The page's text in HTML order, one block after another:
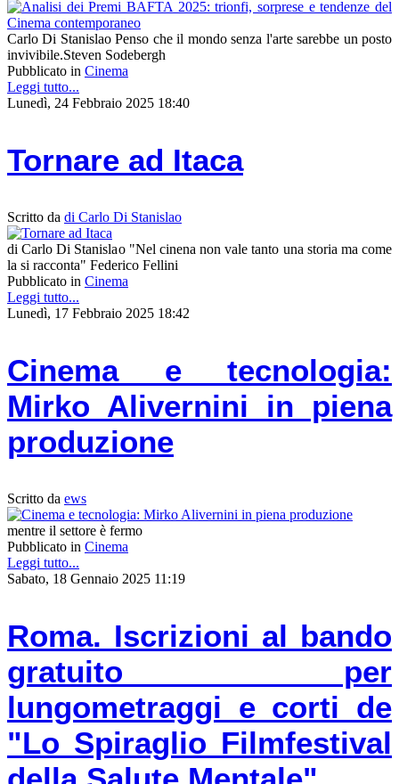
Carlo Di Stanislao Penso che il mondo senza l'arte sarebbe un posto
invivibile.Steven Sodebergh
Pubblicato in Cinema
Leggi tutto...
Lunedì, 24 Febbraio 2025 18:40
Tornare ad Itaca
Scritto da di Carlo Di Stanislao
di Carlo Di Stanislao "Nel cinena non vale tanto una storia ma come
la si racconta" Federico Fellini
Pubblicato in Cinema
Leggi tutto...
Lunedì, 17 Febbraio 2025 18:42
Cinema e tecnologia:
Mirko Alivernini in piena
produzione
Scritto da ews
mentre il settore è fermo
Pubblicato in Cinema
Leggi tutto...
Sabato, 18 Gennaio 2025 11:19
Roma. Iscrizioni al bando
gratuito per
lungometraggi e corti de
"Lo Spiraglio Filmfestival